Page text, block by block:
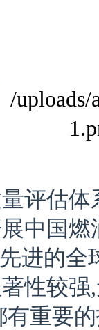
评估体
中国
进的
性较
重要